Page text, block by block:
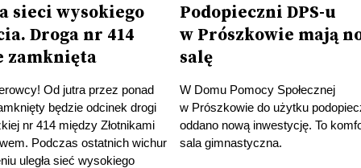
sieci wysokiego
Droga nr 414
zamknięta
Od jutra przez ponad
będzie odcinek drogi
nr 414 między Złotnikami
Podczas ostatnich wichur
uległa sieć wysokiego
Podopieczni DPS-u
w Prószkowie mają
salę
W Domu Pomocy Społecznej
w Prószkowie do użytku
oddano nową inwestycję. To
sala gimnastyczna.